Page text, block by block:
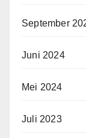
September
Juni 2024
Mei 2024
Juli 2023